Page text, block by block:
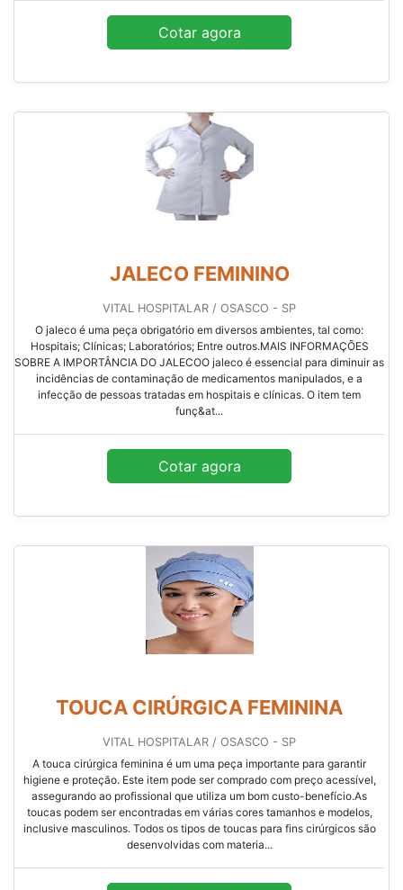
Cotar agora
JALECO FEMININO
VITAL HOSPITALAR / OSASCO - SP
O jaleco é uma peça obrigatório em diversos ambientes, tal como:
Hospitais; Clínicas; Laboratórios; Entre outros.MAIS INFORMAÇÕES
SOBRE A IMPORTÂNCIA DO JALECOO jaleco é essencial para diminuir as
incidências de contaminação de medicamentos manipulados, e a
infecção de pessoas tratadas em hospitais e clínicas. O item tem
funç&at...
Cotar agora
TOUCA CIRÚRGICA FEMININA
VITAL HOSPITALAR / OSASCO - SP
A touca cirúrgica feminina é um uma peça importante para garantir
higiene e proteção. Este item pode ser comprado com preço acessível,
assegurando ao profissional que utiliza um bom custo-benefício.As
toucas podem ser encontradas em várias cores tamanhos e modelos,
inclusive masculinos. Todos os tipos de toucas para fins cirúrgicos são
desenvolvidas com materia...